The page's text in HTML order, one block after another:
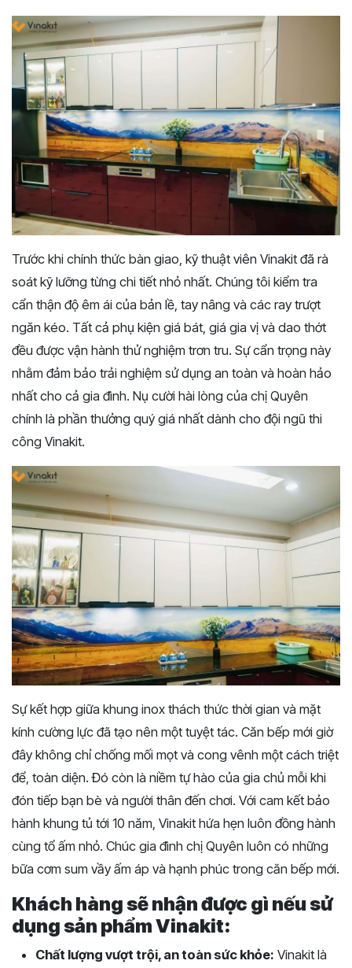
Trước khi chính thức bàn giao, kỹ thuật viên Vinakit đã rà
soát kỹ lưỡng từng chi tiết nhỏ nhất. Chúng tôi kiểm tra
cẩn thận độ êm ái của bản lề, tay nâng và các ray trượt
ngăn kéo. Tất cả phụ kiện giá bát, giá gia vị và dao thớt
đều được vận hành thử nghiệm trơn tru. Sự cẩn trọng này
nhằm đảm bảo trải nghiệm sử dụng an toàn và hoàn hảo
nhất cho cả gia đình. Nụ cười hài lòng của chị Quyên
chính là phần thưởng quý giá nhất dành cho đội ngũ thi
công Vinakit.
Sự kết hợp giữa khung inox thách thức thời gian và mặt
kính cường lực đã tạo nên một tuyệt tác. Căn bếp mới giờ
đây không chỉ chống mối mọt và cong vênh một cách triệt
để, toàn diện. Đó còn là niềm tự hào của gia chủ mỗi khi
đón tiếp bạn bè và người thân đến chơi. Với cam kết bảo
hành khung tủ tới 10 năm, Vinakit hứa hẹn luôn đồng hành
cùng tổ ấm nhỏ. Chúc gia đình chị Quyên luôn có những
bữa cơm sum vầy ấm áp và hạnh phúc trong căn bếp mới.
Khách hàng sẽ nhận được gì nếu sử
dụng sản phẩm Vinakit:
Chất lượng vượt trội, an toàn sức khỏe: Vinakit là